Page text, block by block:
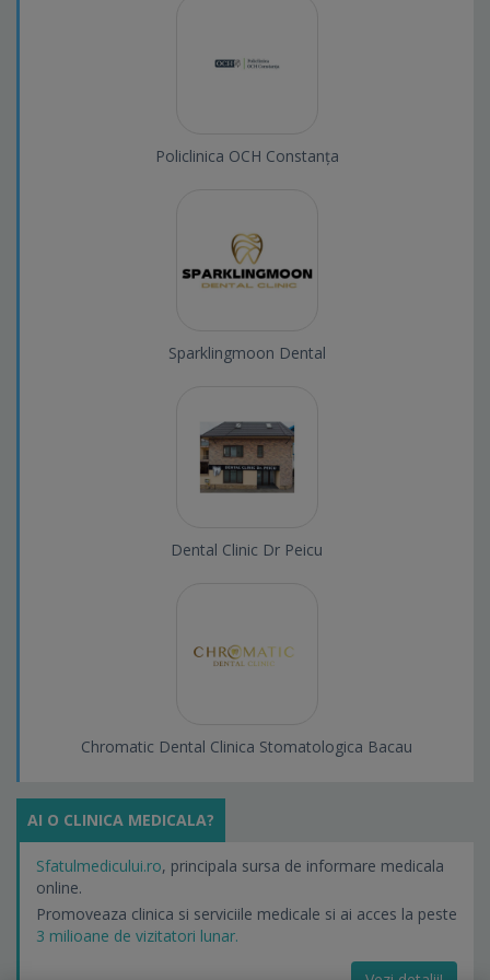
Policlinica OCH Constanța
Sparklingmoon Dental
Dental Clinic Dr Peicu
Chromatic Dental Clinica Stomatologica Bacau
AI O CLINICA MEDICALA?
Sfatulmedicului.ro, principala sursa de informare medicala
online.
Promoveaza clinica si serviciile medicale si ai acces la peste
3 milioane de vizitatori lunar.